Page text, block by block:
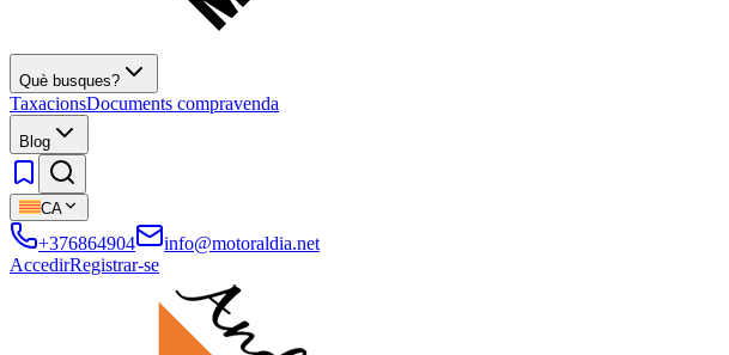
Què busques?
TaxacionsDocuments compravenda
Blog
CA
+376864904
info@motoraldia.net
AccedirRegistrar-se